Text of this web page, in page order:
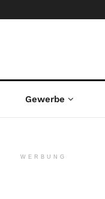
Gewerbe
WERBUNG